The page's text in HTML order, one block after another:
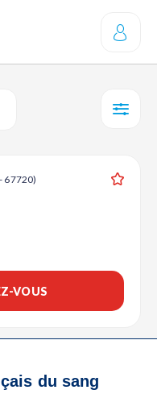
67720)
VOUS
du sang